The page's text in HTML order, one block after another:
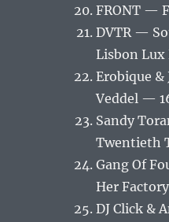
FRONT —
DVTR —
Lisbon Lux
Erobique &
Veddel —
Sandy
Twentieth
Gang Of
Her
DJ Click &